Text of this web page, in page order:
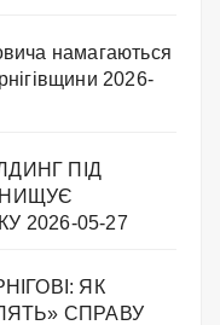
намагаються
2026-
ПІД
2026-05-27
ЯК
СПРАВУ